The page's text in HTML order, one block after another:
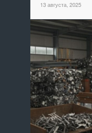
13 августа, 2025